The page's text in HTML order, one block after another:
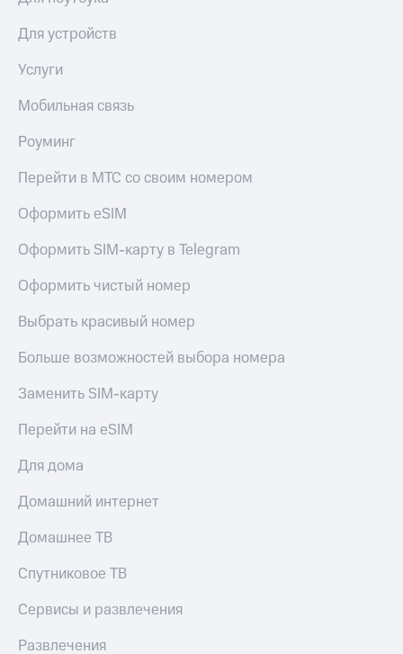
Для устройств
Услуги
Мобильная связь
Роуминг
Перейти в МТС со своим номером
Оформить eSIM
Оформить SIM-карту в Telegram
Оформить чистый номер
Выбрать красивый номер
Больше возможностей выбора номера
Заменить SIM-карту
Перейти на eSIM
Для дома
Домашний интернет
Домашнее ТВ
Спутниковое ТВ
Сервисы и развлечения
Развлечения